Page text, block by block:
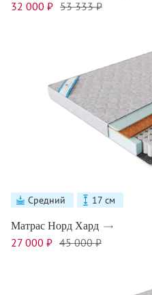
32 000 ₽ 53 333 ₽
Средний 17 см
Матрас Норд Хард
27 000 ₽ 45 000 ₽